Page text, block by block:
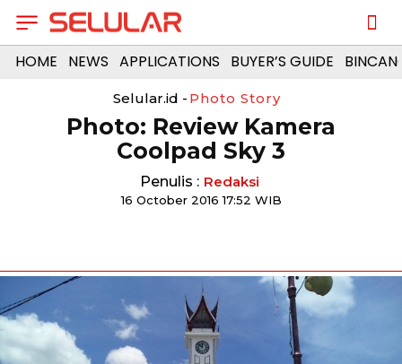
HOME NEWS APPLICATIONS BUYER’S GUIDE
Selular.id - Photo Story
Photo: Review Kamera
Coolpad Sky 3
Penulis : Redaksi
16 October 2016 17:52 WIB